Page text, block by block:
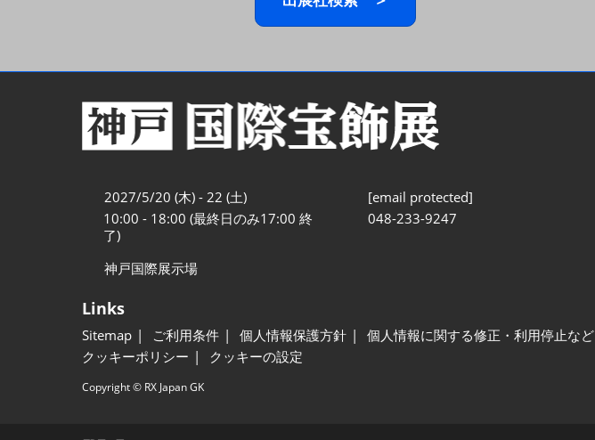
2027/5/20 (木) - 22 (土)
10:00 - 18:00 (最終日のみ17:00 終
了)
神戸国際展示場
[email protected]
048-233-9247
Links
Sitemap ご利用条件 個人情報保護方針 個人情報に関する修正・利用停止など
クッキーポリシー
クッキーの設定
Copyright © RX Japan GK